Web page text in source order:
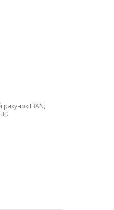
IBAN,